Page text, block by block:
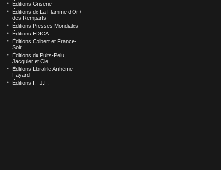
Éditions Griserie
Éditions de La Flamme d’Or /
des Remparts
Éditions Presses Mondiales
Éditions EDICA
Éditions Colbert et France-
Soir
Éditions du Puits-Pelu,
Jacquier et Cie
Éditions Librairie Arthème
Fayard
Éditions I.T.J.F.